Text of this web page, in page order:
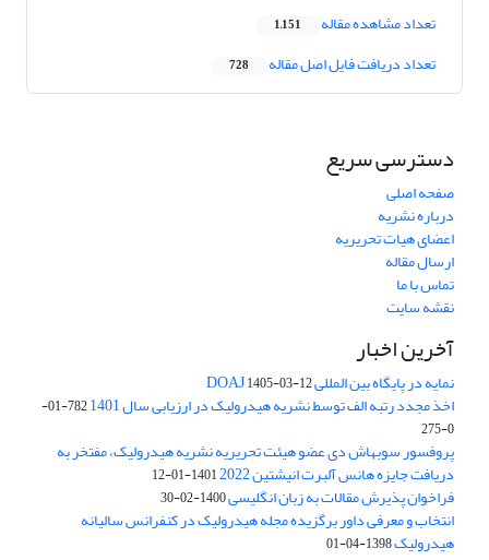
تعداد مشاهده مقاله 1,151
تعداد دریافت فایل اصل مقاله 728
دسترسی سریع
صفحه اصلی
درباره نشریه
اعضای هیات تحریریه
ارسال مقاله
تماس با ما
نقشه سایت
آخرین اخبار
نمایه در پایگاه بین المللی DOAJ1405-03-12
اخذ مجدد رتبه الف توسط نشریه هیدرولیک در ارزیابی سال 1401
782-01-
0-275
پروفسور سوبهاش دی عضو هیئت تحریریه نشریه هیدرولیک، مفتخر به
دریافت جایزه هانس آلبرت انیشتین 2022 1401-01-12
فراخوان پذیرش مقالات به زبان انگلیسی1400-02-30
انتخاب و معرفی داور برگزیده مجله هیدرولیک در کنفرانس سالیانه
هیدرولیک1398-04-01